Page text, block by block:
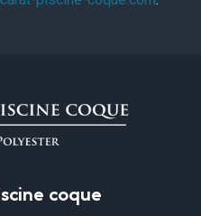
coque